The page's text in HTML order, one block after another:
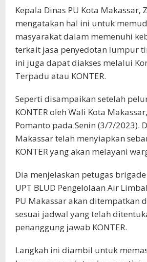
Kepala Dinas PU Kota Makassar,
mengatakan hal ini untuk
masyarakat dalam memenuhi
terkait jasa penyedotan lumpur
ini juga dapat diakses melalui
Terpadu atau KONTER.
Seperti disampaikan setelah
KONTER oleh Wali Kota
Pomanto pada Senin (3/7/2023).
Makassar telah menyiapkan
KONTER yang akan melayani
Dia menjelaskan petugas
UPT BLUD Pengelolaan Air
PU Makassar akan ditempatkan
sesuai jadwal yang telah
penanggung jawab KONTER.
Langkah ini diambil untuk